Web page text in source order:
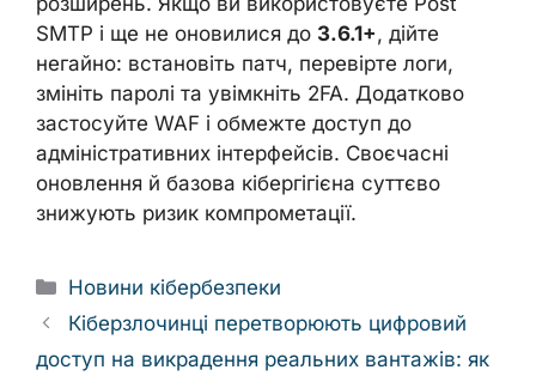
SMTP і ще не оновилися до 3.6.1+, дійте
негайно: встановіть патч, перевірте логи,
змініть паролі та увімкніть 2FA. Додатково
застосуйте WAF і обмежте доступ до
адміністративних інтерфейсів. Своєчасні
оновлення й базова кібергігієна суттєво
знижують ризик компрометації.
Categories
Новини кібербезпеки
Кіберзлочинці перетворюють цифровий
доступ на викрадення реальних вантажів: як